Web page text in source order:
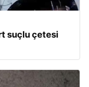
suçlu çetesi